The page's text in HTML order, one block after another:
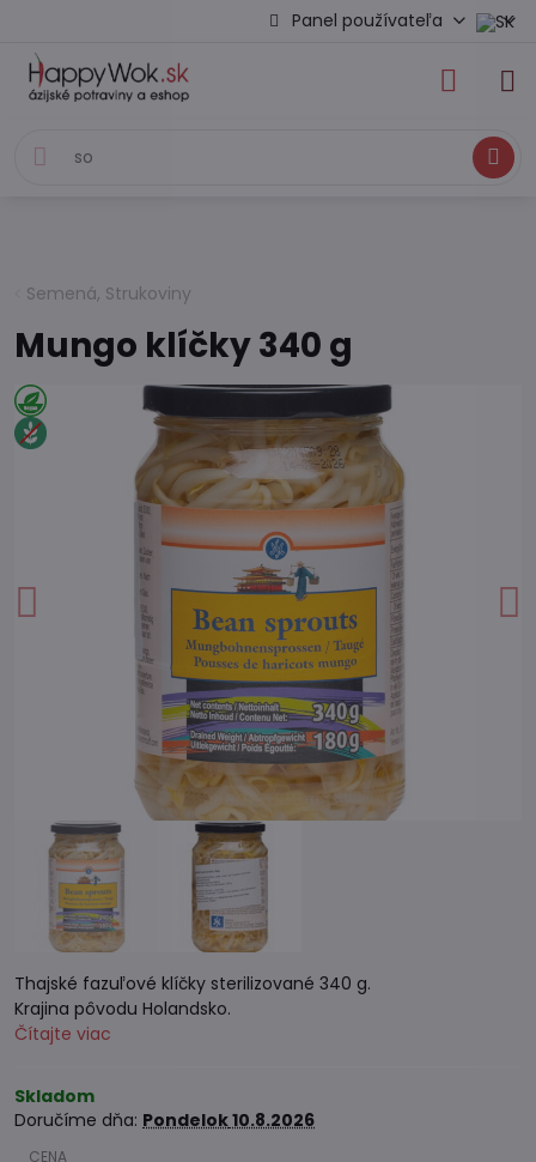
Panel používateľa
Hľadať
Semená, Strukoviny
Mungo klíčky 340 g
Thajské fazuľové klíčky sterilizované 340 g.
Krajina pôvodu Holandsko.
Čítajte viac
Skladom
Doručíme dňa: Pondelok10.8.2026